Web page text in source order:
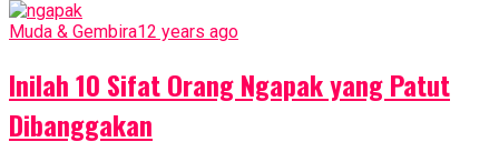
Muda & Gembira12 years ago
Inilah 10 Sifat Orang Ngapak yang Patut
Dibanggakan